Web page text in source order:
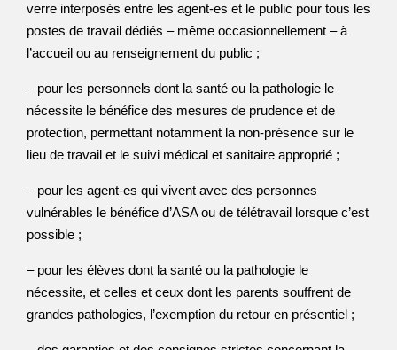
verre interposés entre les agent-es et le public pour tous les
postes de travail dédiés – même occasionnellement – à
l’accueil ou au renseignement du public ;
– pour les personnels dont la santé ou la pathologie le
nécessite le bénéfice des mesures de prudence et de
protection, permettant notamment la non-présence sur le
lieu de travail et le suivi médical et sanitaire approprié ;
– pour les agent-es qui vivent avec des personnes
vulnérables le bénéfice d’ASA ou de télétravail lorsque c’est
possible ;
– pour les élèves dont la santé ou la pathologie le
nécessite, et celles et ceux dont les parents souffrent de
grandes pathologies, l’exemption du retour en présentiel ;